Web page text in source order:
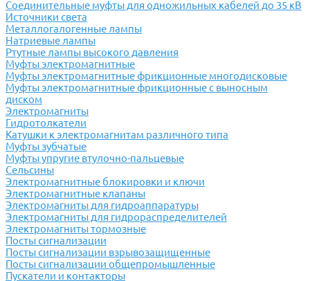
Соединительные муфты для одножильных кабелей до 35 кВ
Источники света
Металлогалогенные лампы
Натриевые лампы
Ртутные лампы высокого давления
Муфты электромагнитные
Муфты электромагнитные фрикционные многодисковые
Муфты электромагнитные фрикционные с выносным
диском
Электромагниты
Гидротолкатели
Катушки к электромагнитам различного типа
Муфты зубчатые
Муфты упругие втулочно-пальцевые
Сельсины
Электромагнитные блокировки и ключи
Электромагнитные клапаны
Электромагниты для гидроаппаратуры
Электромагниты для гидрораспределителей
Электромагниты тормозные
Посты сигнализации
Посты сигнализации взрывозащищенные
Посты сигнализации общепромышленные
Пускатели и контакторы